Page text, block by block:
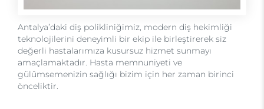
Antalya’daki diş polikliniğimiz, modern diş hekimliği
teknolojilerini deneyimli bir ekip ile birleştirerek siz
değerli hastalarımıza kusursuz hizmet sunmayı
amaçlamaktadır. Hasta memnuniyeti ve
gülümsemenizin sağlığı bizim için her zaman birinci
önceliktir.